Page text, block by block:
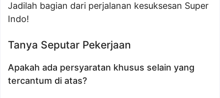
Jadilah bagian dari perjalanan kesuksesan Super
Indo!
Tanya Seputar Pekerjaan
Apakah ada persyaratan khusus selain yang
tercantum di atas?